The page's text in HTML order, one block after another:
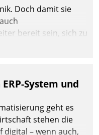
Doch damit sie
bereit sein, sich zu
werden sie an ihr
System und
geht es
stehen die
digital – wenn auch,